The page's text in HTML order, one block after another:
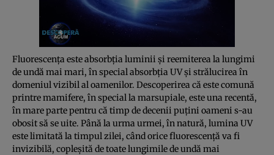
Fluorescența este absorbția luminii și reemiterea la lungimi
de undă mai mari, în special absorbția UV și strălucirea în
domeniul vizibil al oamenilor. Descoperirea că este comună
printre mamifere, în special la marsupiale, este una recentă,
în mare parte pentru că timp de decenii puțini oameni s-au
obosit să se uite. Până la urma urmei, în natură, lumina UV
este limitată la timpul zilei, când orice fluorescență va fi
invizibilă, copleșită de toate lungimile de undă mai